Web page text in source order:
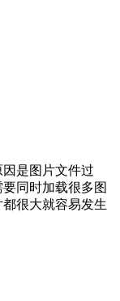
是图片文件过
同时加载很多图
很大就容易发生